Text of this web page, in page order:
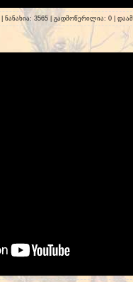
| ნანახია: 3565 | გადმოწერილია: 0 |